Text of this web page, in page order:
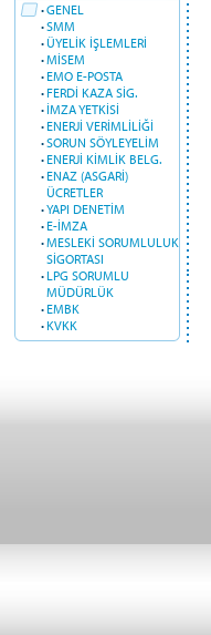
·GENEL
·SMM
·ÜYELİK İŞLEMLERİ
·MİSEM
·EMO E-POSTA
·FERDİ KAZA SİG.
·İMZA YETKİSİ
·ENERJİ VERİMLİLİĞİ
·SORUN SÖYLEYELİM
·ENERJİ KİMLİK BELG.
·ENAZ (ASGARİ)
ÜCRETLER
·YAPI DENETİM
·E-İMZA
·MESLEKİ SORUMLULUK
SİGORTASI
·LPG SORUMLU
MÜDÜRLÜK
·EMBK
·KVKK